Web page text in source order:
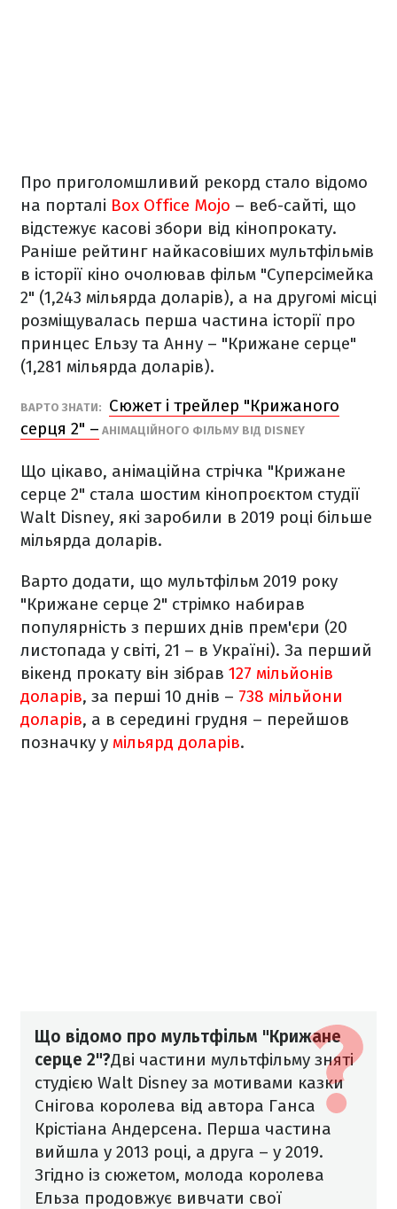
Про приголомшливий рекорд стало відомо
на порталі Box Office Mojo – веб-сайті, що
відстежує касові збори від кінопрокату.
Раніше рейтинг найкасовіших мультфільмів
в історії кіно очолював фільм "Суперсімейка
2" (1,243 мільярда доларів), а на другомі місці
розміщувалась перша частина історії про
принцес Ельзу та Анну – "Крижане серце"
(1,281 мільярда доларів).
ВАРТО ЗНАТИ:
Сюжет і трейлер "Крижаного
серця 2" – АНІМАЦІЙНОГО ФІЛЬМУ ВІД DISNEY
Що цікаво, анімаційна стрічка "Крижане
серце 2" стала шостим кінопроєктом студії
Walt Disney, які заробили в 2019 році більше
мільярда доларів.
Варто додати, що мультфільм 2019 року
"Крижане серце 2" стрімко набирав
популярність з перших днів прем'єри (20
листопада у світі, 21 – в Україні). За перший
вікенд прокату він зібрав 127 мільйонів
доларів, за перші 10 днів – 738 мільйони
доларів, а в середині грудня – перейшов
позначку у мільярд доларів.
Що відомо про мультфільм "Крижане
серце 2"?Дві частини мультфільму зняті
студією Walt Disney за мотивами казки
Снігова королева від автора Ганса
Крістіана Андерсена. Перша частина
вийшла у 2013 році, а друга – у 2019.
Згідно із сюжетом, молода королева
Ельза продовжує вивчати свої